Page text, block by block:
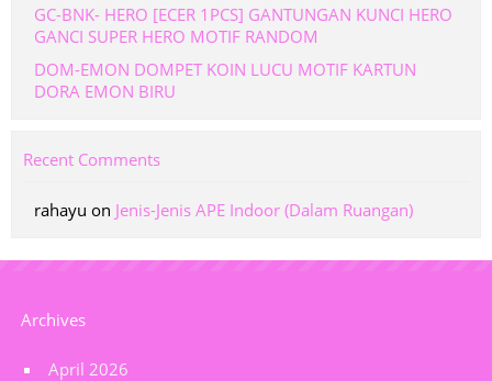
GC-BNK- HERO [ECER 1PCS] GANTUNGAN KUNCI HERO
GANCI SUPER HERO MOTIF RANDOM
DOM-EMON DOMPET KOIN LUCU MOTIF KARTUN
DORA EMON BIRU
Recent Comments
rahayu on Jenis-Jenis APE Indoor (Dalam Ruangan)
Archives
April 2026